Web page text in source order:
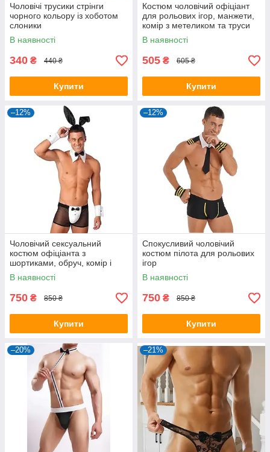
Чоловічі трусики стрінги
чорного кольору із хоботом
слоники
В наявності
340 ₴ 440 ₴
Купити
Костюм чоловічий офіціант
для рольових ігор, манжети,
комір з метеликом та труси
стрінги
В наявності
505 ₴ 605 ₴
Купити
–12%
Чоловічий сексуальний
костюм офіціанта з
шортиками, обруч, комір і
манжети
В наявності
750 ₴ 850 ₴
Купити
–12%
Спокусливий чоловічий
костюм пілота для рольових
ігор
В наявності
750 ₴ 850 ₴
Купити
–20% –21%